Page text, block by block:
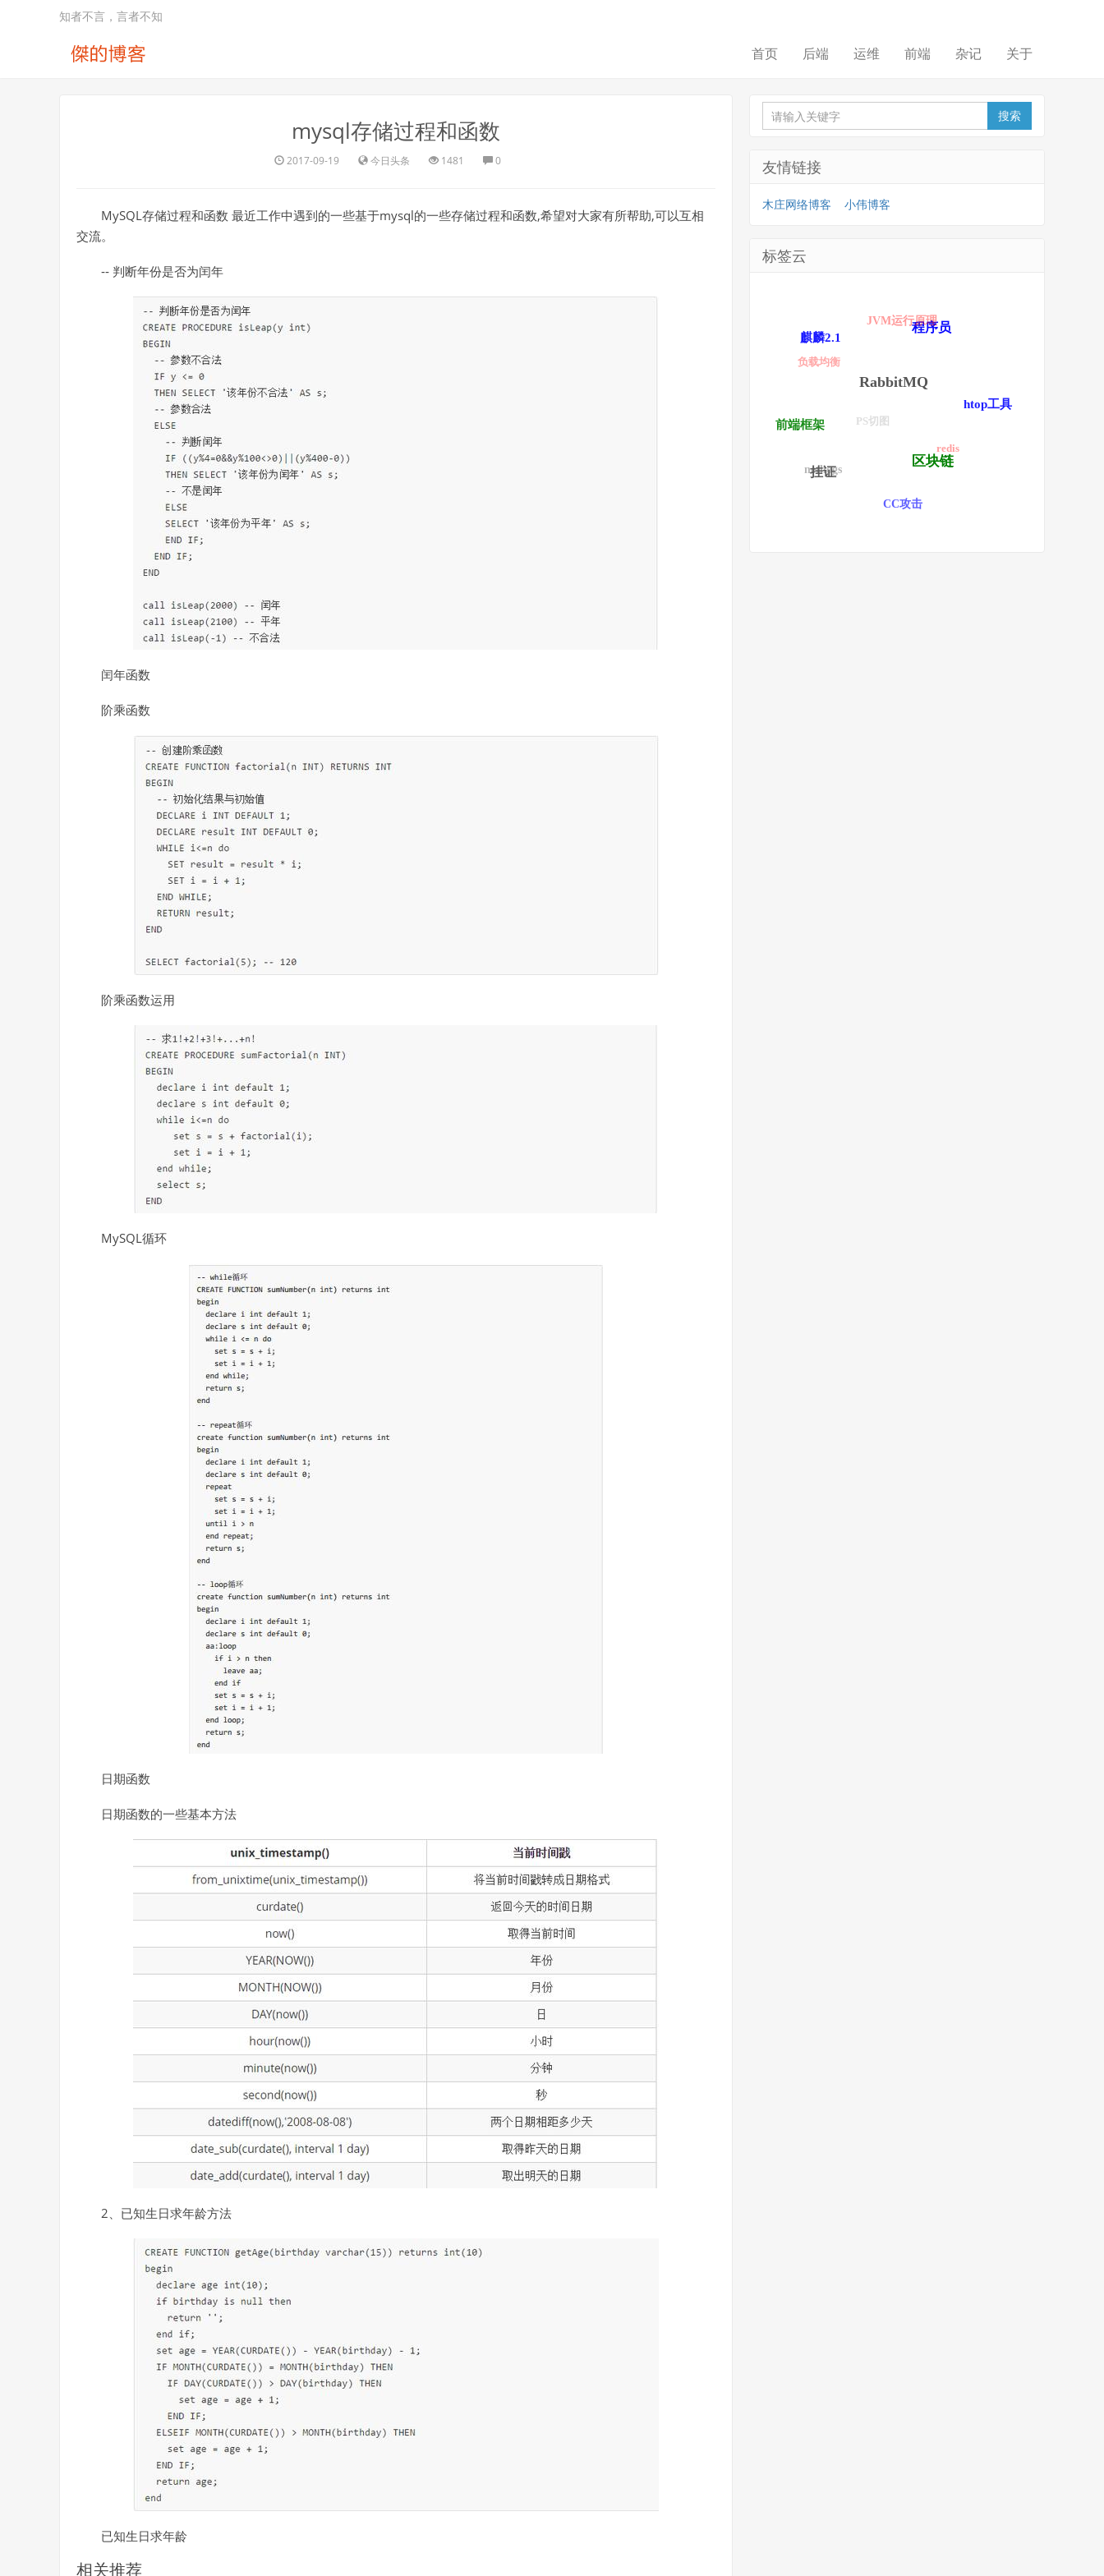
知者不言，言者不知
首页 后端 运维 前端 杂记 关于
mysql存储过程和函数
2017-09-19 今日头条 1481 0
MySQL存储过程和函数 最近工作中遇到的一些基于mysql的一些存储过程和函数,希望对大家有所帮助,可以互相
交流。
‐‐ 判断年份是否为闰年
闰年函数
阶乘函数
阶乘函数运用
MySQL循环
日期函数
日期函数的一些基本方法
2、已知生日求年龄方法
已知生日求年龄
相关推荐
友情链接
木庄网络博客 小伟博客
标签云
redis
PS切图
麒麟2.1
区块链
挂证
nethogs
htop工具
前端框架
RabbitMQ
负载均衡
程序员
CC攻击
JVM运行原理